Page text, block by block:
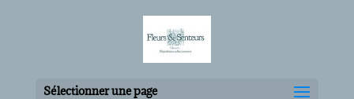
Sélectionner une page